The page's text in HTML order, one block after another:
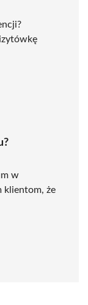
w
klientom, że